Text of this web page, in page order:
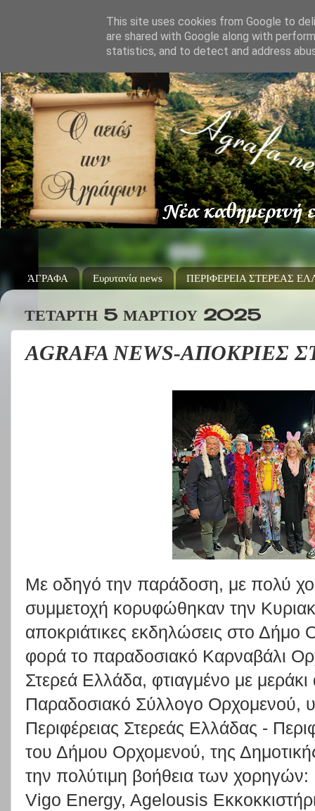
ΆΓΡΑΦΑ Ευρυτανία news ΠΕΡΙΦΕΡΕΙΑ ΣΤΕΡΕΑΣ
ΤΕΤΆΡΤΗ 5 ΜΑΡΤΊΟΥ 2025
AGRAFA NEWS-ΑΠΟΚΡΙΕΣ
Με οδηγό την παράδοση, με πολύ
συμμετοχή κορυφώθηκαν την
αποκριάτικες εκδηλώσεις στο Δήμο
φορά το παραδοσιακό Καρναβάλι
Στερεά Ελλάδα, φτιαγμένο με μεράκι
Παραδοσιακό Σύλλογο Ορχομενού,
Περιφέρειας Στερεάς Ελλάδας -
του Δήμου Ορχομενού, της
την πολύτιμη βοήθεια των
Vigo Energy, Agelousis
This site uses cookies from Google to
are shared with Google along with
statistics, and to detect and address